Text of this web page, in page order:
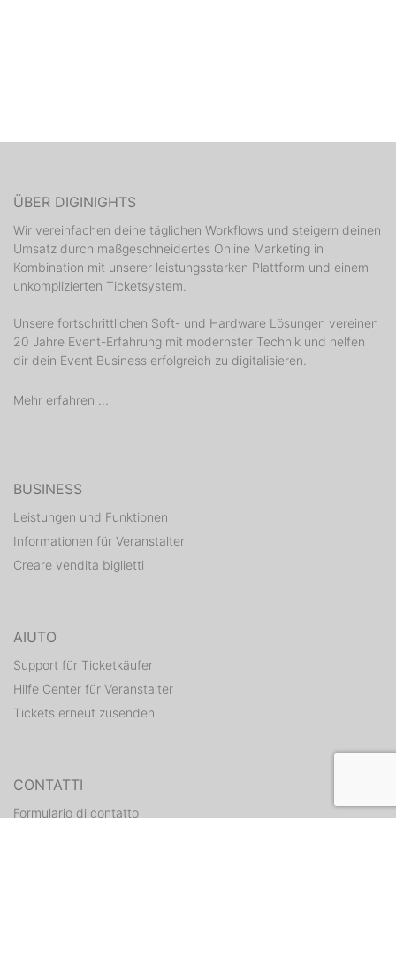
ÜBER DIGINIGHTS
Wir vereinfachen deine täglichen Workflows und steigern deinen
Umsatz durch maßgeschneidertes Online Marketing in
Kombination mit unserer leistungsstarken Plattform und einem
unkomplizierten Ticketsystem.
Unsere fortschrittlichen Soft- und Hardware Lösungen vereinen
20 Jahre Event-Erfahrung mit modernster Technik und helfen
dir dein Event Business erfolgreich zu digitalisieren.
Mehr erfahren ...
BUSINESS
Leistungen und Funktionen
Informationen für Veranstalter
Creare vendita biglietti
AIUTO
Support für Ticketkäufer
Hilfe Center für Veranstalter
Tickets erneut zusenden
CONTATTI
Formulario di contatto